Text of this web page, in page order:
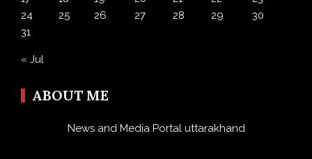
24
25 26 27 28 29
30
31
« Jul
ABOUT ME
News and Media Portal uttarakhand